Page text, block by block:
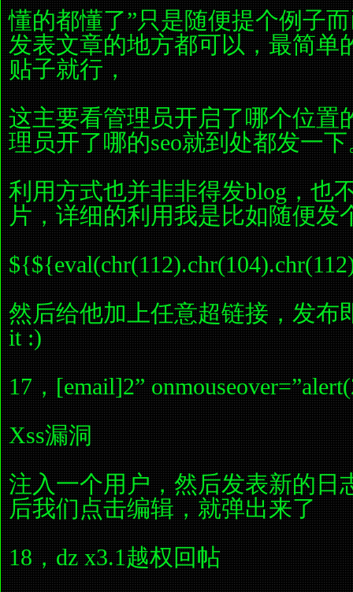
懂的都懂了”只是随便提个例子
发表文章的地方都可以，最简单
贴子就行，
这主要看管理员开启了哪个位置
理员开了哪的seo就到处都发一
利用方式也并非非得发blog，也
片，详细的利用我是比如随便发
然后给他加上任意超链接，发布
it :)
17，[email]2”
Xss漏洞
注入一个用户，然后发表新的日
后我们点击编辑，就弹出来了
18，dz x3.1越权回帖